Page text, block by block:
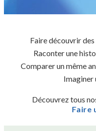
Faire
Faire découvrir
Raconter une
Comparer un même
Imaginer
Découvrez tous